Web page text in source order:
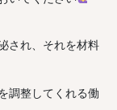
され、それを材料
調整してくれる働